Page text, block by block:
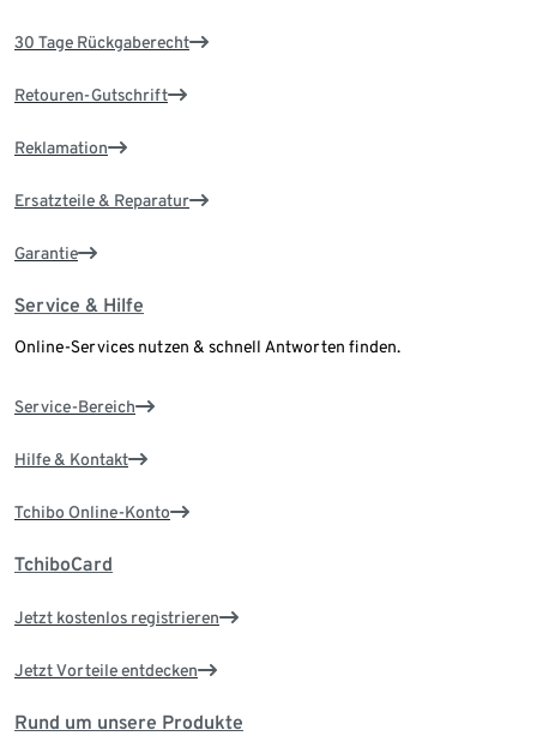
30 Tage Rückgaberecht
Retouren-Gutschrift
Reklamation
Ersatzteile & Reparatur
Garantie
Service & Hilfe
Online-Services nutzen & schnell Antworten finden.
Service-Bereich
Hilfe & Kontakt
Tchibo Online-Konto
TchiboCard
Jetzt kostenlos registrieren
Jetzt Vorteile entdecken
Rund um unsere Produkte